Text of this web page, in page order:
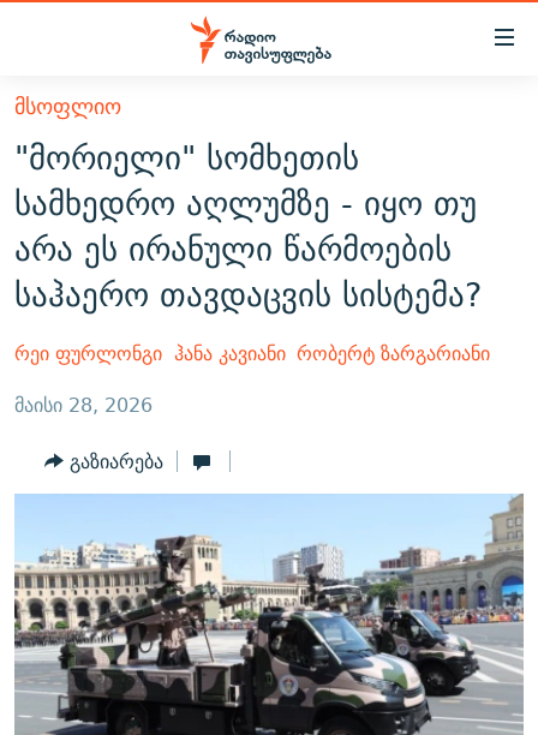
Accessibility
მთავარ
შინაარსზე
დაბრუნება
მთავარ
ნავიგაციაზე
დაბრუნება
ძიებაზე
დაბრუნება
ᲐᲮᲐᲚᲘ ᲐᲛᲑᲔᲑᲘ
ᲗᲔᲛᲔᲑᲘ
ᲞᲝᲚᲘᲢᲘᲙᲐ
ᲔᲙᲝᲜᲝᲛᲘᲙᲐ
ᲡᲐᲖᲝᲒᲐᲓᲝᲔᲑᲐ
ᲙᲣᲚᲢᲣᲠᲐ
ᲡᲞᲝᲠᲢᲘ
ᲕᲘᲓᲔᲝ
ᲑᲚᲝᲒᲔᲑᲘ
ᲞᲝᲓᲙᲐᲡᲢᲔᲑᲘ
ᲐᲡᲐᲗᲘᲐᲜᲘᲡ ᲙᲣᲗᲮᲔ
ᲜᲘᲙᲝᲡ ᲞᲝᲓᲙᲐᲡᲢᲘ
ᲒᲐᲜᲙᲘᲗᲮᲕᲘᲡ ᲓᲦᲔ
ᲛᲝᲚᲐᲞᲐᲠᲐᲙᲔ ᲢᲔᲥᲡᲢᲔᲑᲘ
ᲨᲘᲜ - ᲣᲪᲮᲝᲔᲗᲨᲘ
ᲚᲘᲢᲔᲠᲐᲢᲣᲠᲣᲚᲘ ᲬᲐᲮᲜᲐᲒᲔᲑᲘ
ᲐᲛᲔᲠᲘᲙᲣᲚᲘ ᲛᲝᲗᲮᲠᲝᲑᲐ
ᲒᲐᲓᲐᲪᲔᲛᲔᲑᲘ
ᲗᲐᲕᲘᲡᲣᲤᲚᲔᲑᲘᲡ ᲛᲝᲜᲘᲢᲝᲠᲘ
ᲗᲥᲕᲔᲜᲘ ᲞᲣᲑᲚᲘᲙᲐᲪᲘᲔᲑᲘ
ᲣᲙᲠᲐᲘᲜᲐᲨᲘ ᲓᲐᲦᲣᲞᲣᲚᲘ ᲥᲐᲠᲗᲕᲔᲚᲘ ᲛᲔᲑᲠᲫᲝᲚᲔᲑᲘ - 2022
ᲩᲔᲛᲘ ᲡᲘᲙᲕᲓᲘᲚᲘᲡ ᲛᲘᲖᲔᲖᲘᲐ COVID-19
11 ᲬᲔᲚᲘ - 11 ᲐᲛᲑᲐᲕᲘ
ᲡᲐᲞᲐᲠᲚᲐᲛᲔᲜᲢᲝ ᲐᲠᲩᲔᲕᲜᲔᲑᲘᲡ ᲘᲡᲢᲝᲠᲘᲐ
ᲑᲐᲕᲨᲕᲔᲑᲘ ᲞᲠᲝᲡᲢᲘᲢᲣᲪᲘᲐᲨᲘ - ᲐᲛᲝᲣᲗᲥᲛᲔᲚᲘ ᲐᲛᲑᲐᲕᲘ
ЭХО КАВКАЗА
ᲒᲐᲛᲝᲘᲬᲔᲠᲔ
რთე/რთ-ის ყველა საიტი
ᲛᲡᲝᲤᲚᲘᲝ
"მორიელი" სომხეთის
სამხედრო აღლუმზე - იყო თუ
არა ეს ირანული წარმოების
საჰაერო თავდაცვის სისტემა?
რეი ფურლონგი ჰანა კავიანი რობერტ ზარგარიანი
მაისი 28, 2026
გაზიარება